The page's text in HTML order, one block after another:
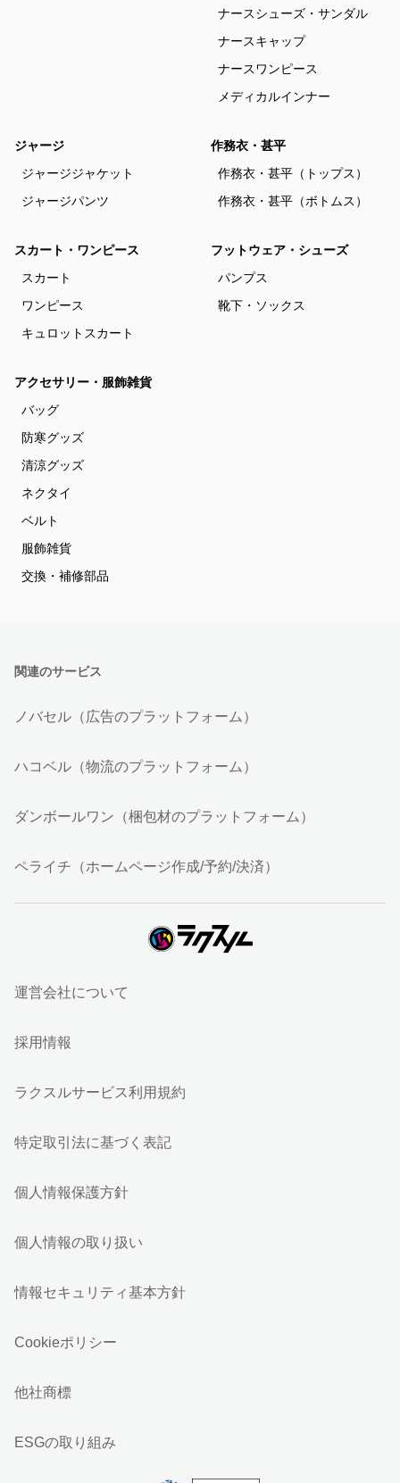
ナースシューズ・サンダル
ナースキャップ
ナースワンピース
メディカルインナー
ジャージ
ジャージジャケット
ジャージパンツ
作務衣・甚平
作務衣・甚平（トップス）
作務衣・甚平（ボトムス）
スカート・ワンピース
スカート
ワンピース
キュロットスカート
フットウェア・シューズ
パンプス
靴下・ソックス
アクセサリー・服飾雑貨
バッグ
防寒グッズ
清涼グッズ
ネクタイ
ベルト
服飾雑貨
交換・補修部品
関連のサービス
ノバセル（広告のプラットフォーム）
ハコベル（物流のプラットフォーム）
ダンボールワン（梱包材のプラットフォーム）
ペライチ（ホームページ作成/予約/決済）
運営会社について
採用情報
ラクスルサービス利用規約
特定取引法に基づく表記
個人情報保護方針
個人情報の取り扱い
情報セキュリティ基本方針
Cookieポリシー
他社商標
ESGの取り組み